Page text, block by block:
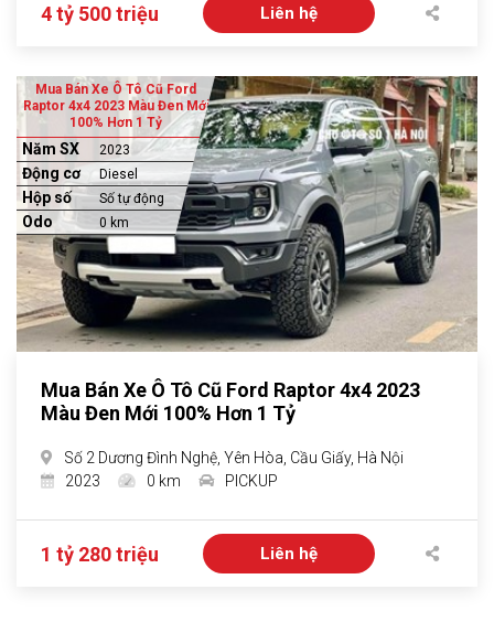
4 tỷ 500 triệu Liên hệ
Mua Bán Xe Ô Tô Cũ Ford
Raptor 4x4 2023 Màu Đen Mới
100% Hơn 1 Tỷ
Năm SX 2023
Động cơ Diesel
Hộp số Số tự động
Odo 0 km
Mua Bán Xe Ô Tô Cũ Ford Raptor 4x4 2023
Màu Đen Mới 100% Hơn 1 Tỷ
Số 2 Dương Đình Nghệ, Yên Hòa, Cầu Giấy, Hà Nội
2023
0 km PICKUP
1 tỷ 280 triệu Liên hệ